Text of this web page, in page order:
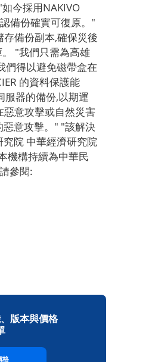
今採用NAKIVO
備份確實可復原。"
備份副本,確保災後
"我們只需為高雄
們得以避免磁帶盒在
的資料保護能
服器的備份,以期運
惡意攻擊或自然災害
意攻擊。" "該解決
院 中華經濟研究院
機構持續為中華民
參閱:
版本與價格
格